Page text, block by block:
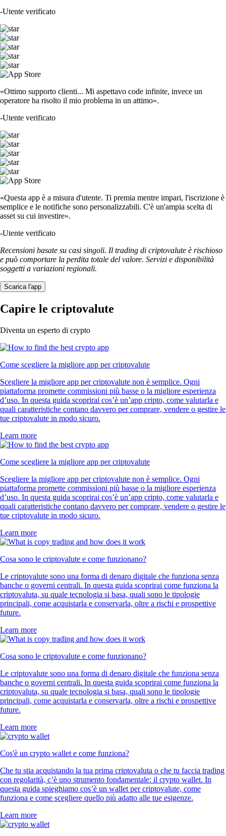
-Utente verificato
«Ottimo supporto clienti... Mi aspettavo code infinite, invece un
operatore ha risolto il mio problema in un attimo».
-Utente verificato
«Questa app è a misura d'utente. Ti premia mentre impari, l'iscrizione è
semplice e le notifiche sono personalizzabili. C'è un'ampia scelta di
asset su cui investire».
-Utente verificato
Recensioni basate su casi singoli. Il trading di criptovalute è rischioso
e può comportare la perdita totale del valore. Servizi e disponibilità
soggetti a variazioni regionali.
Scarica l'app
Capire le criptovalute
Diventa un esperto di crypto
Come scegliere la migliore app per criptovalute
Scegliere la migliore app per criptovalute non è semplice. Ogni
piattaforma promette commissioni più basse o la migliore esperienza
d’uso. In questa guida scoprirai cos’è un’app cripto, come valutarla e
quali caratteristiche contano davvero per comprare, vendere o gestire le
tue criptovalute in modo sicuro.
Learn more
Come scegliere la migliore app per criptovalute
Scegliere la migliore app per criptovalute non è semplice. Ogni
piattaforma promette commissioni più basse o la migliore esperienza
d’uso. In questa guida scoprirai cos’è un’app cripto, come valutarla e
quali caratteristiche contano davvero per comprare, vendere o gestire le
tue criptovalute in modo sicuro.
Learn more
Cosa sono le criptovalute e come funzionano?
Le criptovalute sono una forma di denaro digitale che funziona senza
banche o governi centrali. In questa guida scoprirai come funziona la
criptovaluta, su quale tecnologia si basa, quali sono le tipologie
principali, come acquistarla e conservarla, oltre a rischi e prospettive
future.
Learn more
Cosa sono le criptovalute e come funzionano?
Le criptovalute sono una forma di denaro digitale che funziona senza
banche o governi centrali. In questa guida scoprirai come funziona la
criptovaluta, su quale tecnologia si basa, quali sono le tipologie
principali, come acquistarla e conservarla, oltre a rischi e prospettive
future.
Learn more
Cos'è un crypto wallet e come funziona?
Che tu stia acquistando la tua prima criptovaluta o che tu faccia trading
con regolarità, c’è uno strumento fondamentale: il crypto wallet. In
questa guida spieghiamo cos’è un wallet per criptovalute, come
funziona e come scegliere quello più adatto alle tue esigenze.
Learn more